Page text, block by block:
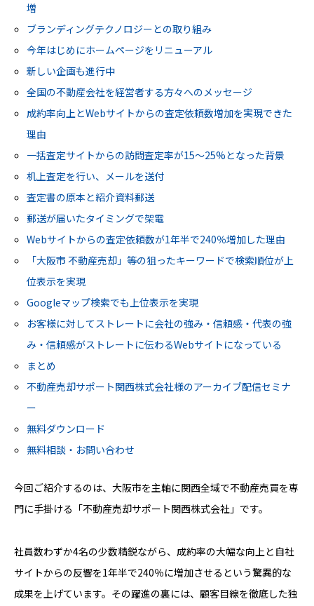
増
ブランディングテクノロジーとの取り組み
今年はじめにホームページをリニューアル
新しい企画も進行中
全国の不動産会社を経営者する方々へのメッセージ
成約率向上とWebサイトからの査定依頼数増加を実現できた
理由
一括査定サイトからの訪問査定率が15〜25%となった背景
机上査定を行い、メールを送付
査定書の原本と紹介資料郵送
郵送が届いたタイミングで架電
Webサイトからの査定依頼数が1年半で240％増加した理由
「大阪市 不動産売却」等の狙ったキーワードで検索順位が上
位表示を実現
Googleマップ検索でも上位表示を実現
お客様に対してストレートに会社の強み・信頼感・代表の強
み・信頼感がストレートに伝わるWebサイトになっている
まとめ
不動産売却サポート関西株式会社様のアーカイブ配信セミナ
ー
無料ダウンロード
無料相談・お問い合わせ
今回ご紹介するのは、大阪市を主軸に関西全域で不動産売買を専
門に手掛ける「不動産売却サポート関西株式会社」です。
社員数わずか4名の少数精鋭ながら、成約率の大幅な向上と自社
サイトからの反響を1年半で240％に増加させるという驚異的な
成果を上げています。その躍進の裏には、顧客目線を徹底した独